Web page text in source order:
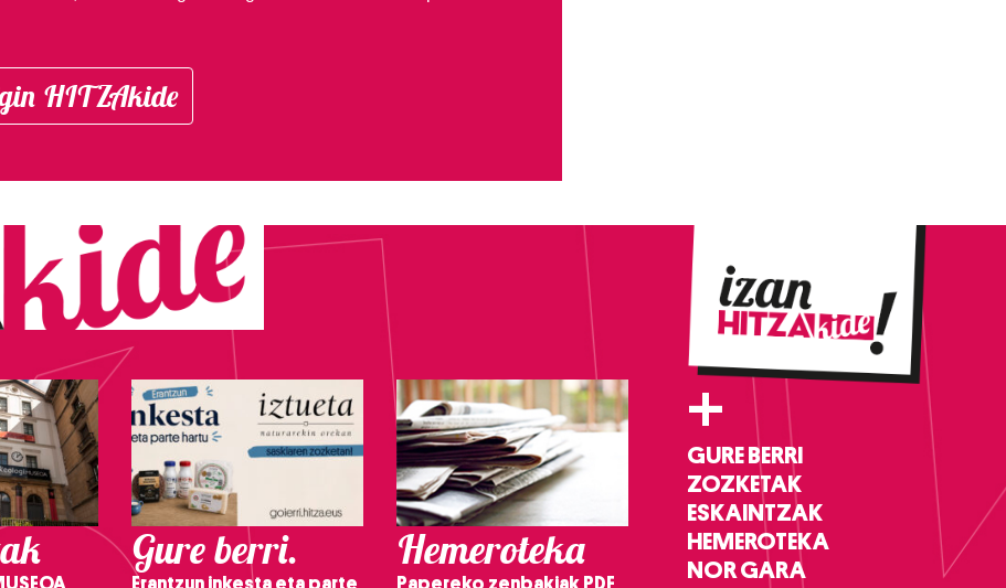
HITZAkide
Gure berri.
Erantzun inkesta eta parte
Hemeroteka
Papereko zenbakiak PDF
+
GURE BERRI
ZOZKETAK
ESKAINTZAK
HEMEROTEKA
NOR GARA